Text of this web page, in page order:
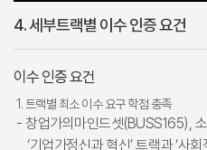
4. 세부트랙별 이수 인증 요건
이수 인증 요건
1. 트랙별 최소 이수 요구 학점 충족
- 창업가의마인드셋(BUSS165),
‘기업가정신과 혁신’ 트랙과 ‘사